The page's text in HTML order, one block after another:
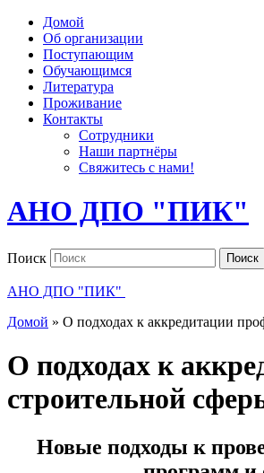
Домой
Об организации
Поступающим
Обучающимся
Литература
Проживание
Контакты
Сотрудники
Наши партнёры
Свяжитесь с нами!
АНО ДПО "ПИК"
Поиск Поиск
АНО ДПО "ПИК"
Домой » О подходах к аккредитации
О подходах к
строительной
Новые подходы к